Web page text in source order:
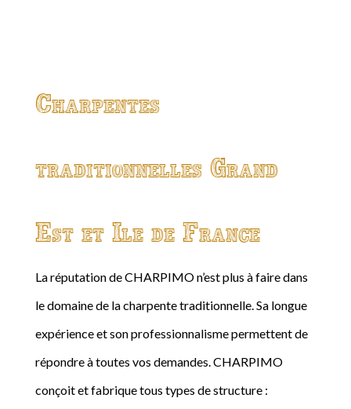
Charpentes
traditionnelles Grand
Est et Ile de France
La réputation de CHARPIMO n’est plus à faire dans
le domaine de la charpente traditionnelle. Sa longue
expérience et son professionnalisme permettent de
répondre à toutes vos demandes. CHARPIMO
conçoit et fabrique tous types de structure :